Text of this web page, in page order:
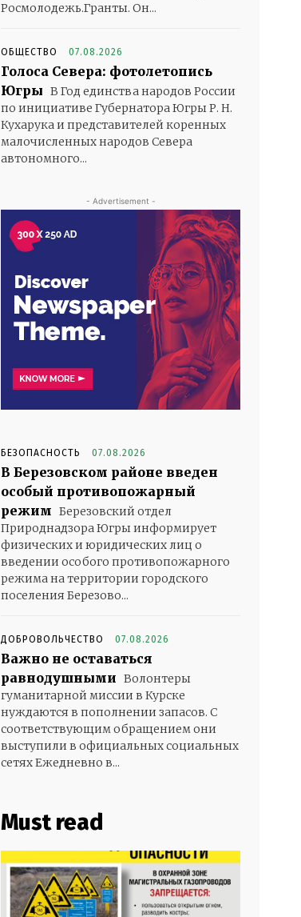
Росмолодежь.Гранты. Он...
ОБЩЕСТВО 07.08.2026
Голоса Севера: фотолетопись
Югры В Год единства народов России
по инициативе Губернатора Югры Р. Н.
Кухарука и представителей коренных
малочисленных народов Севера
автономного...
- Advertisement -
БЕЗОПАСНОСТЬ 07.08.2026
В Березовском районе введен
особый противопожарный
режим Березовский отдел
Природнадзора Югры информирует
физических и юридических лиц о
введении особого противопожарного
режима на территории городского
поселения Березово...
ДОБРОВОЛЬЧЕСТВО 07.08.2026
Важно не оставаться
равнодушными Волонтеры
гуманитарной миссии в Курске
нуждаются в пополнении запасов. С
соответствующим обращением они
выступили в официальных социальных
сетях Ежедневно в...
Must read